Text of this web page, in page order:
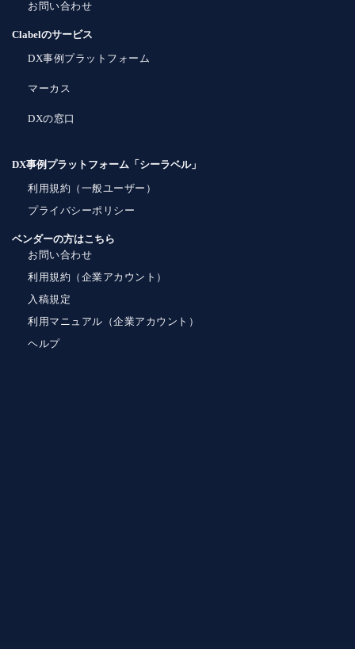
お問い合わせ
Clabelのサービス
DX事例プラットフォーム
マーカス
DXの窓口
DX事例プラットフォーム「シーラベル」
利用規約（一般ユーザー）
プライバシーポリシー
ベンダーの方はこちら
お問い合わせ
利用規約（企業アカウント）
入稿規定
利用マニュアル（企業アカウント）
ヘルプ